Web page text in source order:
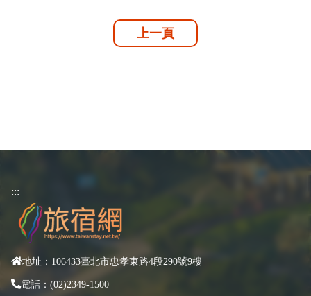
上一頁
:::
地址：106433臺北市忠孝東路4段290號9樓
電話：(02)2349-1500